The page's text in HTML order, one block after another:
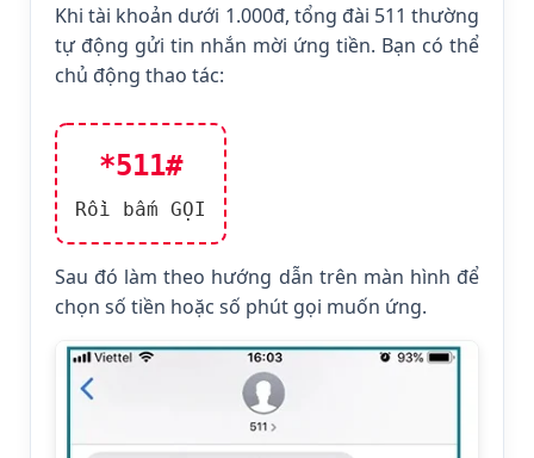
Khi tài khoản dưới 1.000đ, tổng đài 511 thường
tự động gửi tin nhắn mời ứng tiền. Bạn có thể
chủ động thao tác:
*511#
Rồi bấm GỌI
Sau đó làm theo hướng dẫn trên màn hình để
chọn số tiền hoặc số phút gọi muốn ứng.